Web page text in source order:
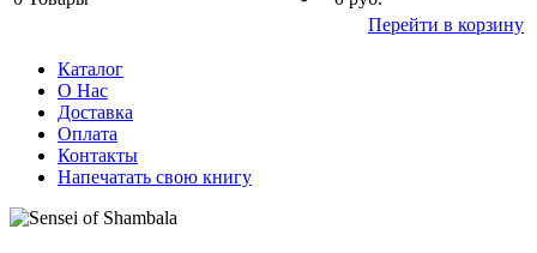
Перейти в корзину
Каталог
О Нас
Доставка
Оплата
Контакты
Напечатать свою книгу